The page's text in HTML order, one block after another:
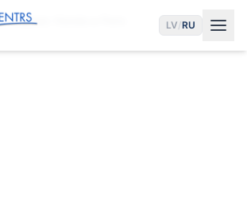
LV/RU
Сервис Honda в Риге